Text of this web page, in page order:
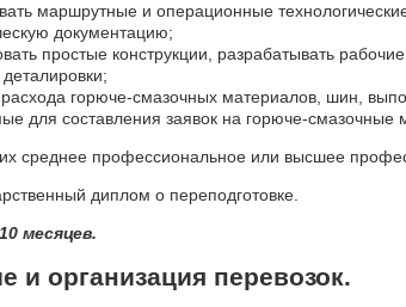
маршрутные и операционные
документацию;
простые конструкции, разрабатывать
расхода горюче-смазочных материалов, шин,
для составления заявок на горюче-смазочные
среднее профессиональное или высшее
диплом о переподготовке.
месяцев.
и организация перевозок.